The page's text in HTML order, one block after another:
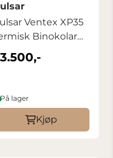
Ventex XP35
Binokolar
...
På lager
Kjøp